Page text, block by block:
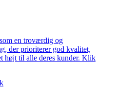
en troværdig og
der prioriterer god kvalitet,
højt til alle deres kunder. Klik